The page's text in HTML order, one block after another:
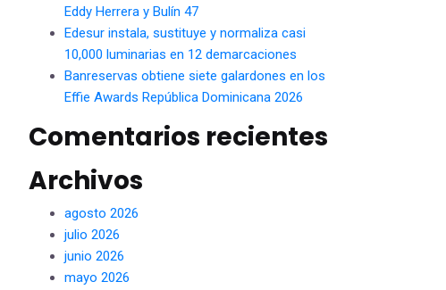
Eddy Herrera y Bulín 47
Edesur instala, sustituye y normaliza casi
10,000 luminarias en 12 demarcaciones
Banreservas obtiene siete galardones en los
Effie Awards República Dominicana 2026
Comentarios recientes
Archivos
agosto 2026
julio 2026
junio 2026
mayo 2026